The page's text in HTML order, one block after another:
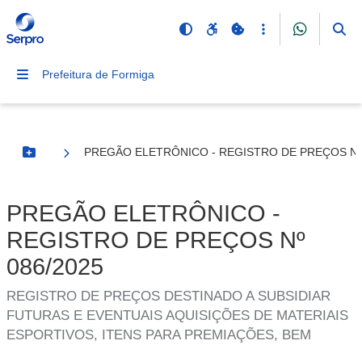
Prefeitura de Formiga
Botão Menu
PREGÃO ELETRÔNICO - REGISTRO DE PREÇOS
PREGÃO ELETRÔNICO -
REGISTRO DE PREÇOS Nº
086/2025
REGISTRO DE PREÇOS DESTINADO A SUBSIDIAR
FUTURAS E EVENTUAIS AQUISIÇÕES DE MATERIAIS
ESPORTIVOS, ITENS PARA PREMIAÇÕES, BEM